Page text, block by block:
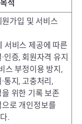
적
가입 및 서비스
비스 제공에 따른
인증, 회원자격 유지
스 부정이용 방지,
통지, 고충처리,
위한 기록 보존
로 개인정보를
.